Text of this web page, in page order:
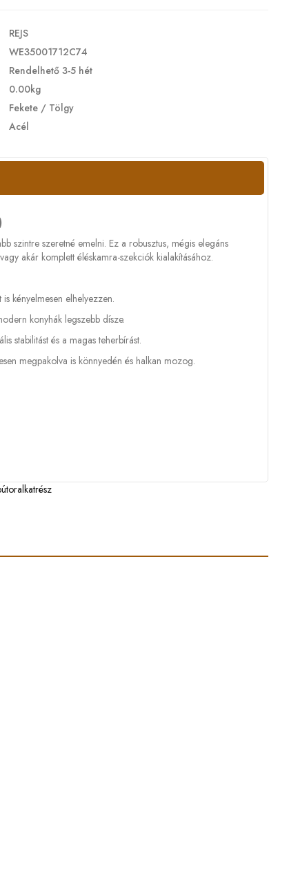
REJS
WE35001712C74
Rendelhető 3-5 hét
0.00kg
Fekete / Tölgy
Acél
szintre szeretné emelni. Ez a robusztus, mégis elegáns
akár komplett éléskamra-szekciók kialakításához.
kényelmesen elhelyezzen.
konyhák legszebb dísze.
stabilitást és a magas teherbírást.
megpakolva is könnyedén és halkan mozog.